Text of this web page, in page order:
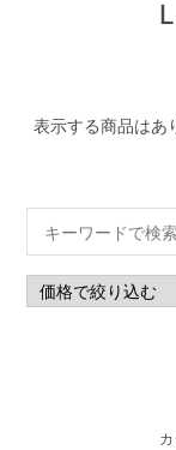
表示する商品はあ